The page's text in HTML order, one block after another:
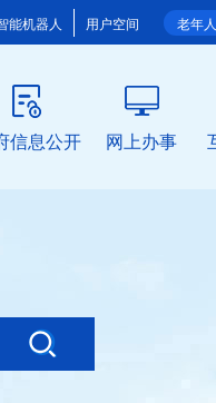
老年
能机器人 用户空间
信息公开 网上办事